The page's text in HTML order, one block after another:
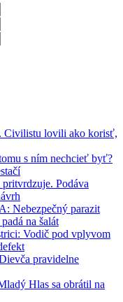
Civilistu lovili ako korisť,
s ním nechcieť byť?
Podáva
Nebezpečný parazit
na šalát
Vodič pod vplyvom
pravidelne
Hlas sa obrátil na